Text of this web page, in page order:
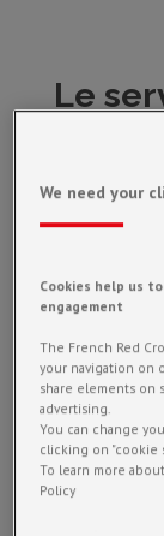
Le
unité
le but
par
We need your
Cookies help us
engagement
The French Red
your navigation on
share elements on
advertising.
You can change
clicking on "cookie
To learn more
Policy